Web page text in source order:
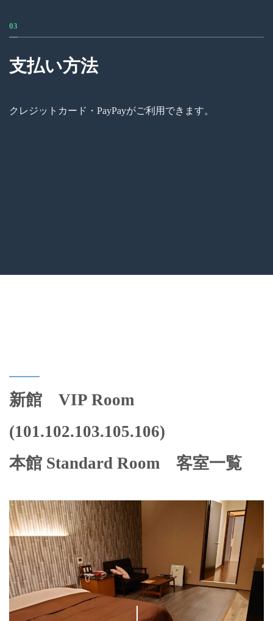
03
支払い方法
クレジットカード・PayPayがご利用できます。
新館 VIP Room
(101.102.103.105.106)
本館 Standard Room 客室一覧